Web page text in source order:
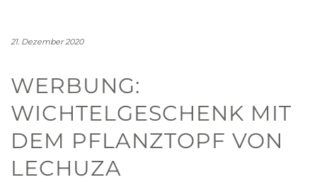
21. Dezember 2020
WERBUNG:
WICHTELGESCHENK MIT
DEM PFLANZTOPF VON
LECHUZA